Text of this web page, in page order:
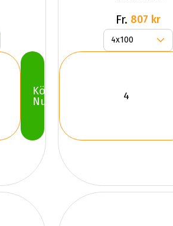
Köp
Nu
Fr. 807 kr